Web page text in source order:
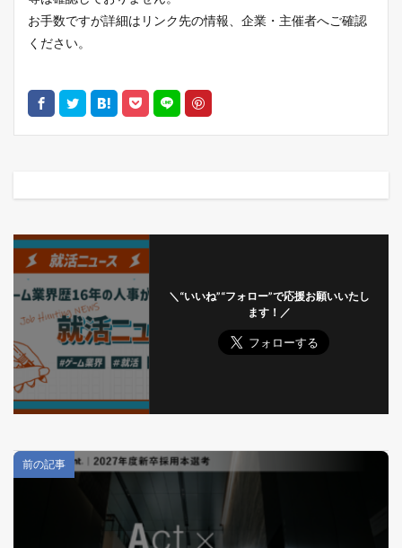
お手数ですが詳細はリンク先の情報、企業・主催者へご確認
ください。
＼“いいね”“フォロー”で応援お願いいたし
ます！／
前の記事